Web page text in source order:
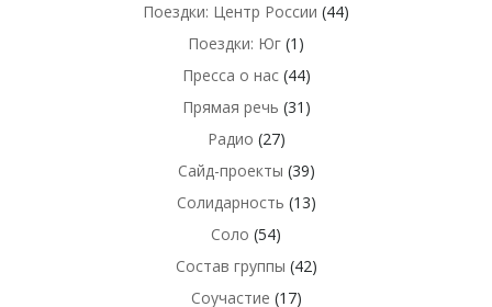
Поездки: Центр России (44)
Поездки: Юг (1)
Пресса о нас(44)
Прямая речь (31)
Радио (27)
Сайд-проекты (39)
Солидарность (13)
Соло (54)
Состав группы (42)
Соучастие (17)